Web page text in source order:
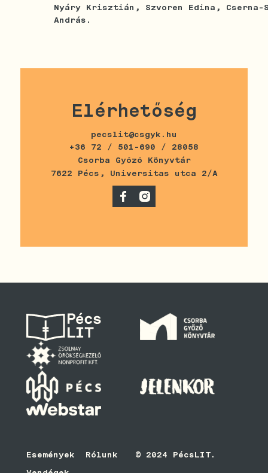
Nyáry Krisztián, Szvoren Edina, Cserna-
András.
Elérhetőség
pecslit@csgyk.hu
+36 72 / 501-690 / 28058
Csorba Győző Könyvtár
7622 Pécs, Universitas utca 2/A
Események
Rólunk © 2024 PécsLIT.